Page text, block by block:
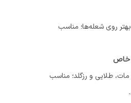
روی شعله‌ها؛ مناسب
خاص
طلایی و رزگلد؛ مناسب